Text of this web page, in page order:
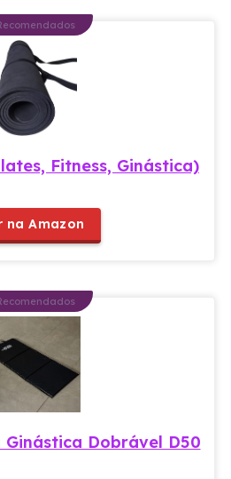
Fitness, Ginástica)
na Amazon
Dobrável D50